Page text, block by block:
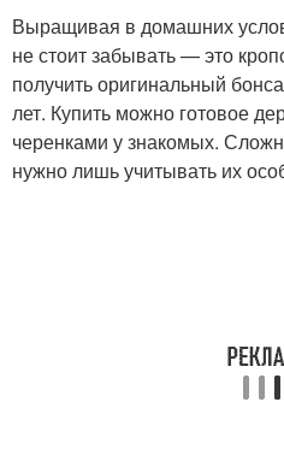
Выращивая в домашних
не стоит забывать — это
получить оригинальный
лет. Купить можно готовое
черенками у знакомых.
нужно лишь учитывать их